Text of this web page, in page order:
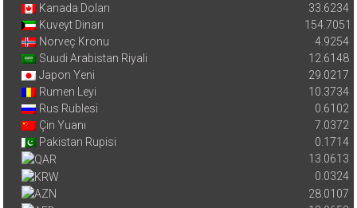
Kanada Doları
33.6234
Kuveyt Dinarı
154.7051
Norveç Kronu
4.9254
Suudi Arabistan Riyali
12.6148
Japon Yeni
29.0217
Rumen Leyi
10.3734
Rus Rublesi
0.6102
Çin Yuanı
7.0372
Pakistan Rupisi
0.1714
13.0613
0.0324
28.0107